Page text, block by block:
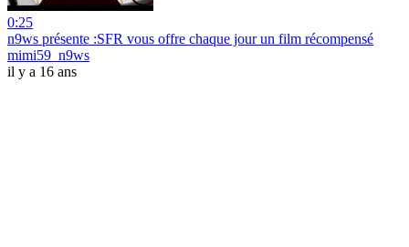
0:25
n9ws présente :SFR vous offre chaque jour un film récompensé
mimi59_n9ws
il y a 16 ans